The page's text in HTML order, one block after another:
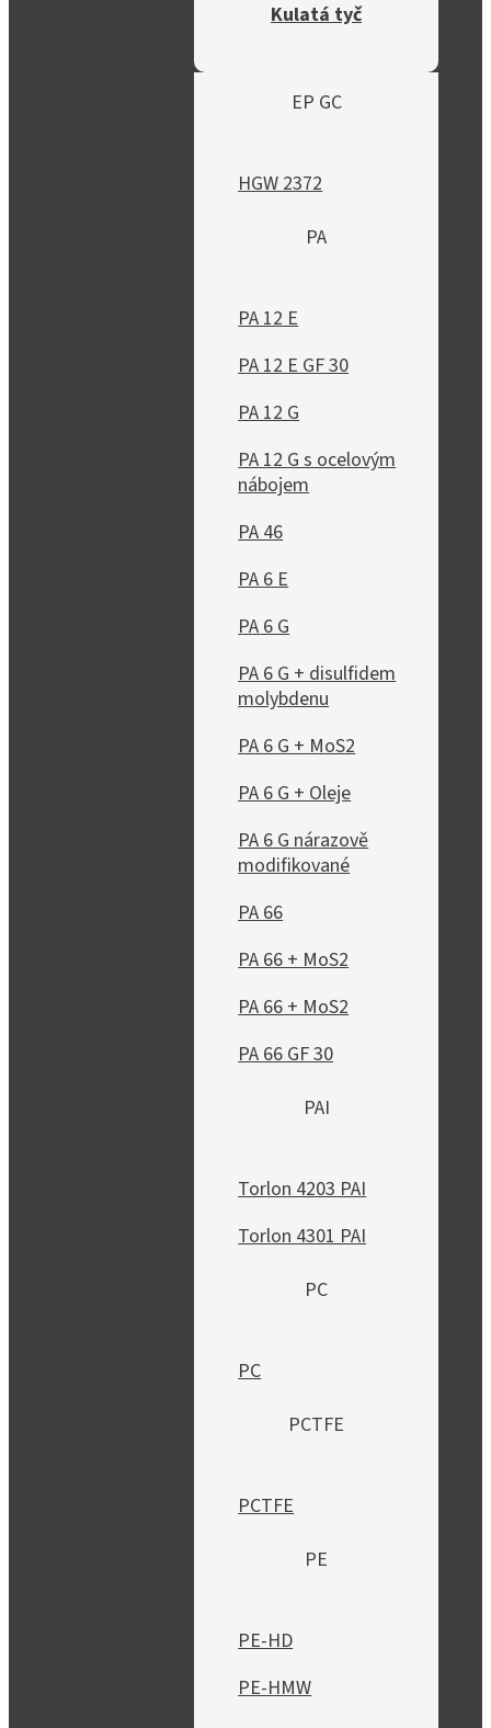
Kulatá tyč
EP GC
HGW 2372
PA
PA 12 E
PA 12 E GF 30
PA 12 G
PA 12 G s ocelovým
nábojem
PA 46
PA 6 E
PA 6 G
PA 6 G + disulfidem
molybdenu
PA 6 G + MoS2
PA 6 G + Oleje
PA 6 G nárazově
modifikované
PA 66
PA 66 + MoS2
PA 66 + MoS2
PA 66 GF 30
PAI
Torlon 4203 PAI
Torlon 4301 PAI
PC
PC
PCTFE
PCTFE
PE
PE-HD
PE-HMW